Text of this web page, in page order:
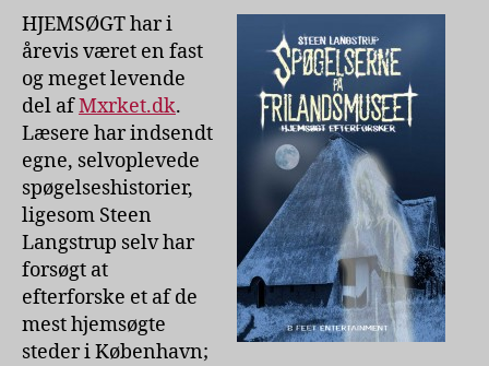
Steen
Langstrup
HJEMSØGT har i
årevis været en fast
og meget levende
del afMxrket.dk.
Læsere har indsendt
egne, selvoplevede
spøgelseshistorier,
ligesom Steen
Langstrup selv har
forsøgt at
efterforske et af de
mest hjemsøgte
steder i København;